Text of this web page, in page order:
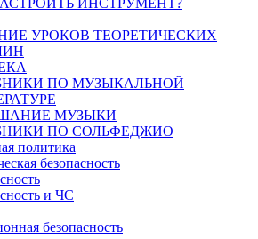
УРОКОВ ТЕОРЕТИЧЕСКИХ
ПО МУЗЫКАЛЬНОЙ
МУЗЫКИ
ПО СОЛЬФЕДЖИО
политика
безопасность
и ЧС
безопасность